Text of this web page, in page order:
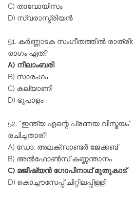
C) താവോയിസം
D) സ്വരാസ്ട്രിയൻ
51. കർണ്ണാടക സംഗീതത്തിൽ
രാഗം ഏത്‌?
A) നീലാംബരി
B) സാരംഗം
C) കല്യാണി
D) ഭൂപാളം
52. “ഇന്ത്യ എന്റെ പ്രണയ
രചിച്ചതാര്‌?
A) ഡോ. അലക്സാണ്ടർ ജേക്കബ്‌
B) അൽഫോൺസ്‌ കണ്ണന്താനം
C) മജീഷ്യൻ ഗോപിനാഥ്‌ മുതുകാട്‌
D) കൊച്ചൗസേപ്പ്‌ ചിറ്റിലപ്പിള്ളി